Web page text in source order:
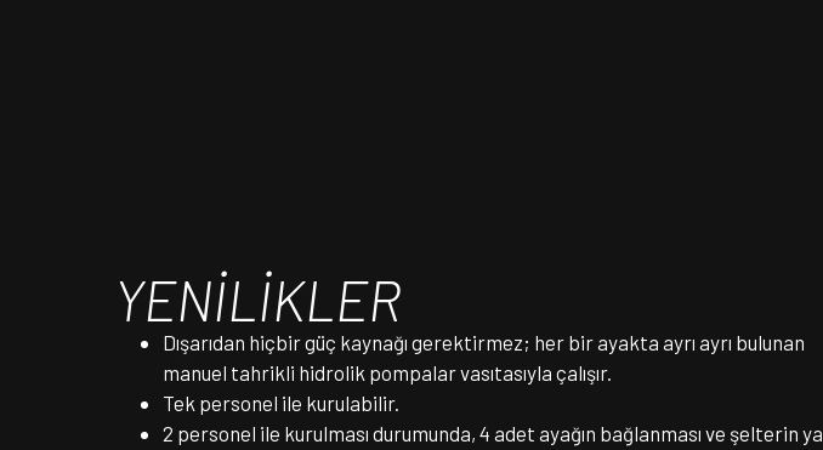
YENİLİKLER
Dışarıdan hiçbir güç kaynağı gerektirmez; her bir ayakta ayrı ayrı bulunan
manuel tahrikli hidrolik pompalar vasıtasıyla çalışır.
Tek personel ile kurulabilir.
2 personel ile kurulması durumunda, 4 adet ayağın bağlanması ve şelterin ya